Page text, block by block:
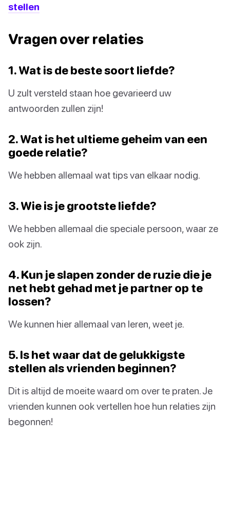
stellen
Vragen over relaties
1. Wat is de beste soort liefde?
U zult versteld staan hoe gevarieerd uw
antwoorden zullen zijn!
2. Wat is het ultieme geheim van een
goede relatie?
We hebben allemaal wat tips van elkaar nodig.
3. Wie is je grootste liefde?
We hebben allemaal die speciale persoon, waar ze
ook zijn.
4. Kun je slapen zonder de ruzie die je
net hebt gehad met je partner op te
lossen?
We kunnen hier allemaal van leren, weet je.
5. Is het waar dat de gelukkigste
stellen als vrienden beginnen?
Dit is altijd de moeite waard om over te praten. Je
vrienden kunnen ook vertellen hoe hun relaties zijn
begonnen!